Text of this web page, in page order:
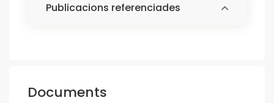
Publicacions referenciades
Documents